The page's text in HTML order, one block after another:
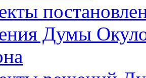
Думы